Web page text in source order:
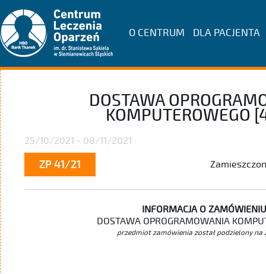
O CENTRUM DLA PACJENTA
DOSTAWA
KOMPUTEROWEGO
25/10/2021 - 08/11/2021
ZP 41/21
INFORMACJA O
DOSTAWA OPROGRAMOWANIA
przedmiot zamówienia został podzielony na